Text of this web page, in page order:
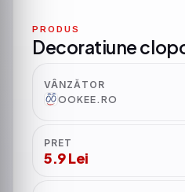
PRODUS
Decoratiune
VÂNZĂTOR
OOKEE.RO
PRET
5.9 Lei